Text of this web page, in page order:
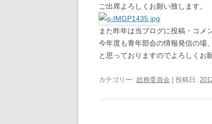
ご出席よろしくお願い致します。
また昨年は当ブログに投稿・コメ
今年度も青年部会の情報発信の場
と思っておりますのでよろしくお
カテゴリー: 総務委員会 | 投稿日: